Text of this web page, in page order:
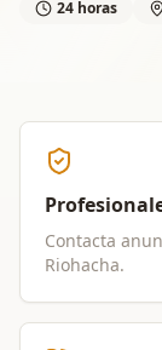
24 horas
Contacta
Riohacha.